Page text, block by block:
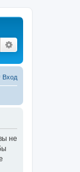
Поиск
Вход
не